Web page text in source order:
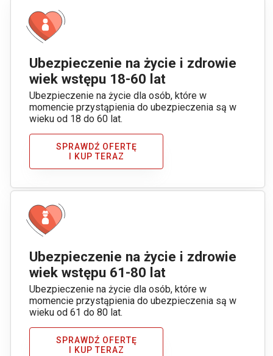
Ubezpieczenie na życie i zdrowie
wiek wstępu 18-60 lat
Ubezpieczenie na życie dla osób, które w
momencie przystąpienia do ubezpieczenia są w
wieku od 18 do 60 lat.
SPRAWDŹ OFERTĘ
I KUP TERAZ
Ubezpieczenie na życie i zdrowie
wiek wstępu 61-80 lat
Ubezpieczenie na życie dla osób, które w
momencie przystąpienia do ubezpieczenia są w
wieku od 61 do 80 lat.
SPRAWDŹ OFERTĘ
I KUP TERAZ